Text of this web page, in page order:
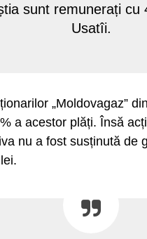
sunt remunerați cu
Usatîi.
„Moldovagaz”
a acestor plăți. Însă
nu a fost susținută de